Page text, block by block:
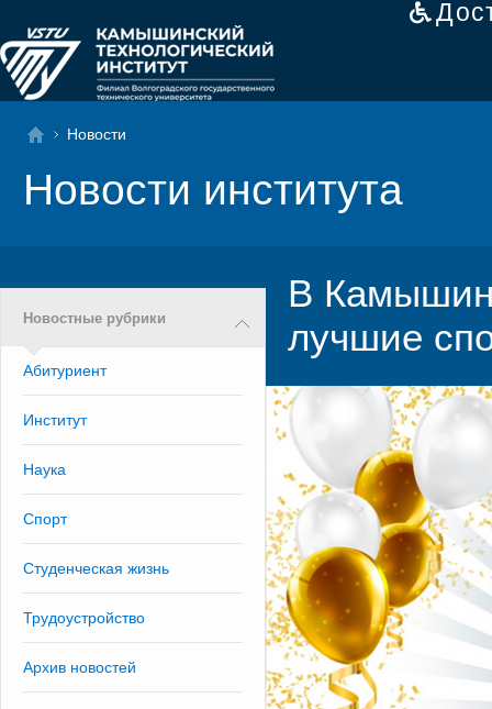
Новости
Новости института
Новостные рубрики
Абитуриент
Институт
Наука
Спорт
Студенческая жизнь
Трудоустройство
Архив новостей
В
лучшие